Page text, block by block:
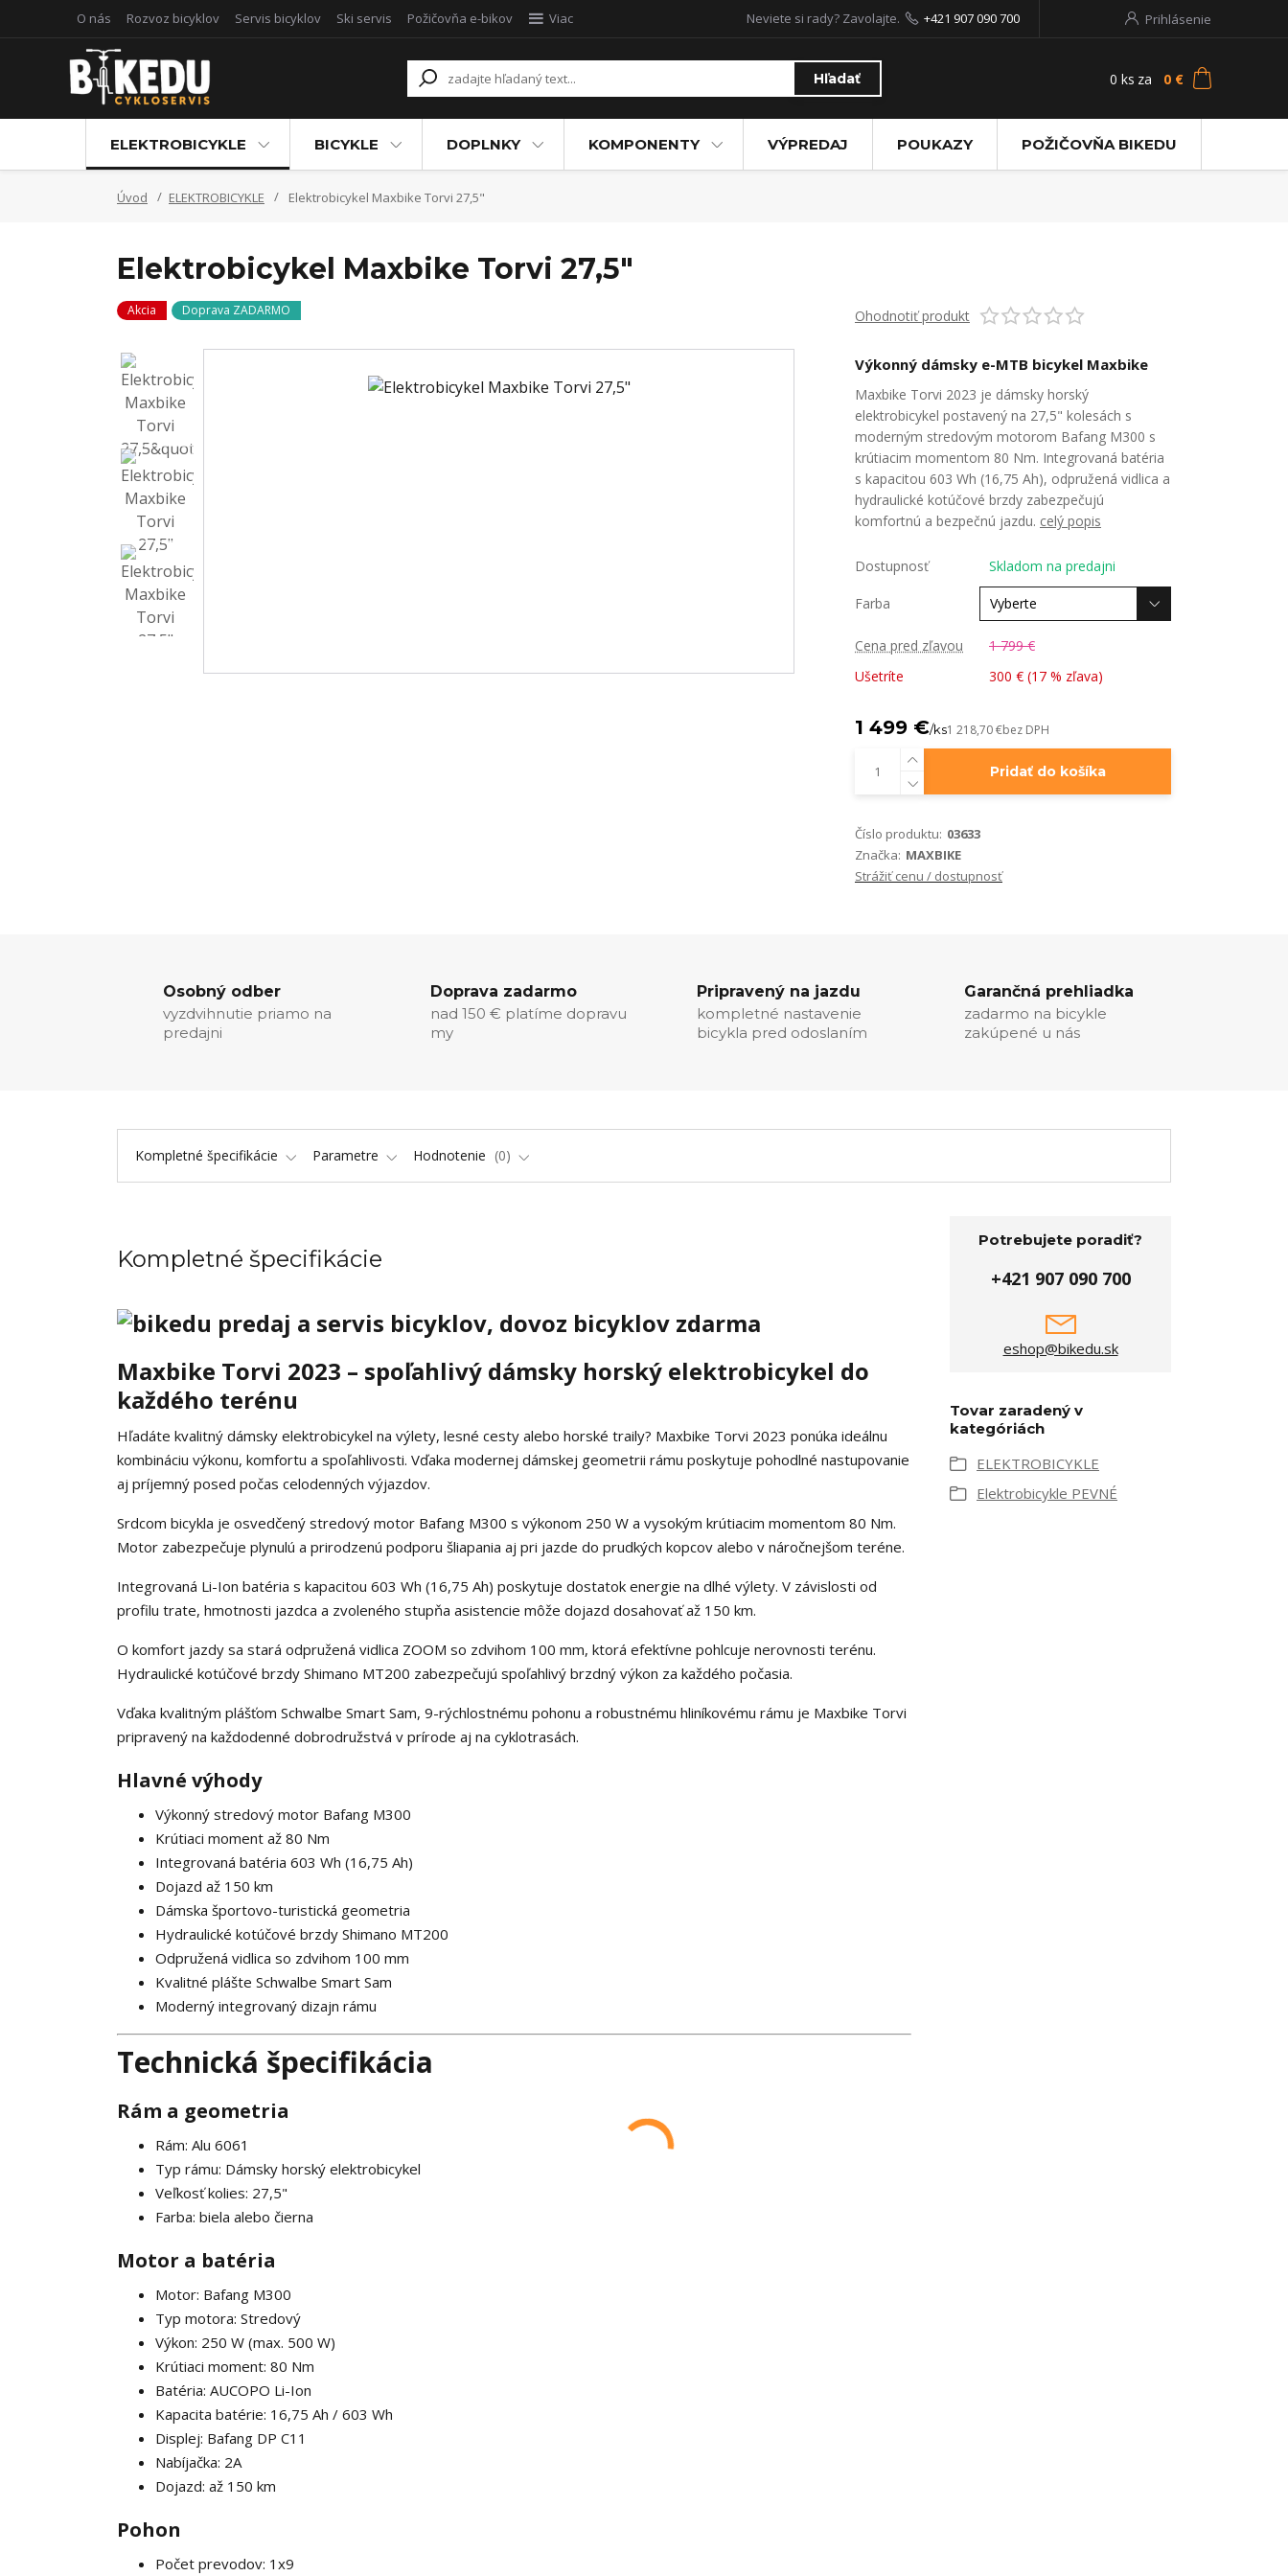
O nás Rozvoz bicyklov Servis bicyklov Ski servis Požičovňa e-bikov Viac Prihlásenie
Hľadať
Neviete si rady? Zavolajte. +421 907 090 700
0 ks za 0 €
ELEKTROBICYKLE BICYKLE DOPLNKY KOMPONENTY VÝPREDAJ POUKAZY POŽIČOVŇA BIKEDU
Úvod ELEKTROBICYKLE Elektrobicykel Maxbike Torvi 27,5"
Elektrobicykel Maxbike Torvi 27,5"
Akcia Doprava ZADARMO Ohodnotiť produkt
Výkonný dámsky e-MTB bicykel Maxbike
Maxbike Torvi 2023 je dámsky horský
elektrobicykel postavený na 27,5" kolesách s
moderným stredovým motorom Bafang M300 s
krútiacim momentom 80 Nm. Integrovaná batéria
s kapacitou 603 Wh (16,75 Ah), odpružená vidlica a
hydraulické kotúčové brzdy zabezpečujú
komfortnú a bezpečnú jazdu. celý popis
Dostupnosť Skladom na predajni
Farba
Cena pred zľavou
1 799 €
Ušetríte
300 € (17 % zľava)
1 499 €/ks1 218,70 €bez DPH
Pridať do košíka
Číslo produktu: 03633
Značka: MAXBIKE
Strážiť cenu / dostupnosť
Osobný odber
vyzdvihnutie priamo na
predajni
Doprava zadarmo
nad 150 € platíme dopravu
my
Pripravený na jazdu
kompletné nastavenie
bicykla pred odoslaním
Garančná prehliadka
zadarmo na bicykle
zakúpené u nás
Kompletné špecifikácie Parametre Hodnotenie 0
Kompletné špecifikácie
Maxbike Torvi 2023 – spoľahlivý dámsky horský elektrobicykel do
každého terénu
Hľadáte kvalitný dámsky elektrobicykel na výlety, lesné cesty alebo horské traily? Maxbike Torvi 2023 ponúka ideálnu
kombináciu výkonu, komfortu a spoľahlivosti. Vďaka modernej dámskej geometrii rámu poskytuje pohodlné nastupovanie
aj príjemný posed počas celodenných výjazdov.
Srdcom bicykla je osvedčený stredový motor Bafang M300 s výkonom 250 W a vysokým krútiacim momentom 80 Nm.
Motor zabezpečuje plynulú a prirodzenú podporu šliapania aj pri jazde do prudkých kopcov alebo v náročnejšom teréne.
Integrovaná Li-Ion batéria s kapacitou 603 Wh (16,75 Ah) poskytuje dostatok energie na dlhé výlety. V závislosti od
profilu trate, hmotnosti jazdca a zvoleného stupňa asistencie môže dojazd dosahovať až 150 km.
O komfort jazdy sa stará odpružená vidlica ZOOM so zdvihom 100 mm, ktorá efektívne pohlcuje nerovnosti terénu.
Hydraulické kotúčové brzdy Shimano MT200 zabezpečujú spoľahlivý brzdný výkon za každého počasia.
Vďaka kvalitným plášťom Schwalbe Smart Sam, 9-rýchlostnému pohonu a robustnému hliníkovému rámu je Maxbike Torvi
pripravený na každodenné dobrodružstvá v prírode aj na cyklotrasách.
Hlavné výhody
Výkonný stredový motor Bafang M300
Krútiaci moment až 80 Nm
Integrovaná batéria 603 Wh (16,75 Ah)
Dojazd až 150 km
Dámska športovo-turistická geometria
Hydraulické kotúčové brzdy Shimano MT200
Odpružená vidlica so zdvihom 100 mm
Kvalitné plášte Schwalbe Smart Sam
Moderný integrovaný dizajn rámu
Technická špecifikácia
Rám a geometria
Rám: Alu 6061
Typ rámu: Dámsky horský elektrobicykel
Veľkosť kolies: 27,5"
Farba: biela alebo čierna
Motor a batéria
Motor: Bafang M300
Typ motora: Stredový
Výkon: 250 W (max. 500 W)
Krútiaci moment: 80 Nm
Batéria: AUCOPO Li-Ion
Kapacita batérie: 16,75 Ah / 603 Wh
Displej: Bafang DP C11
Nabíjačka: 2A
Dojazd: až 150 km
Pohon
Počet prevodov: 1x9
Potrebujete poradiť?
+421 907 090 700
eshop@bikedu.sk
Tovar zaradený v
kategóriách
ELEKTROBICYKLE
Elektrobicykle PEVNÉ